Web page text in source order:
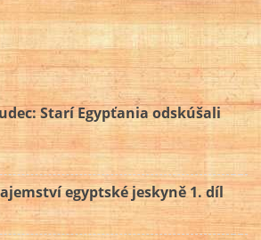
Starí Egypťania odskúšali
egyptské jeskyně 1. díl